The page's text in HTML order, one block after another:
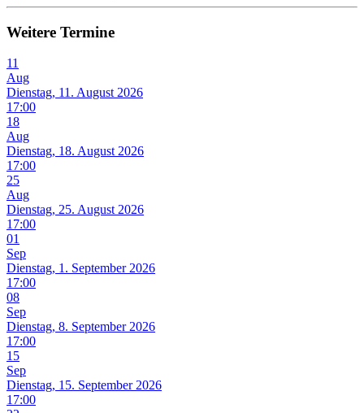
Weitere Termine
11
Aug
Dienstag, 11. August 2026
17:00
18
Aug
Dienstag, 18. August 2026
17:00
25
Aug
Dienstag, 25. August 2026
17:00
01
Sep
Dienstag, 1. September 2026
17:00
08
Sep
Dienstag, 8. September 2026
17:00
15
Sep
Dienstag, 15. September 2026
17:00